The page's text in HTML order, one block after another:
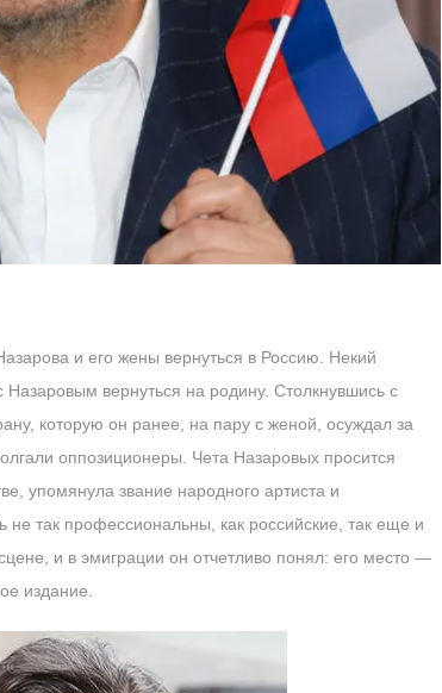
и его жены вернуться в Россию. Некий
Назаровым вернуться на родину. Столкнувшись с
которую он ранее, на пару с женой, осуждал за
оппозиционеры. Чета Назаровых просится
упомянула звание народного артиста и
так профессиональны, как российские, так еще и
и в эмиграции он отчетливо понял: его место —
издание.